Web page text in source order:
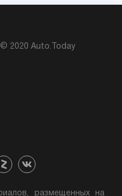
© 2020 Auto.Today
размещенных на